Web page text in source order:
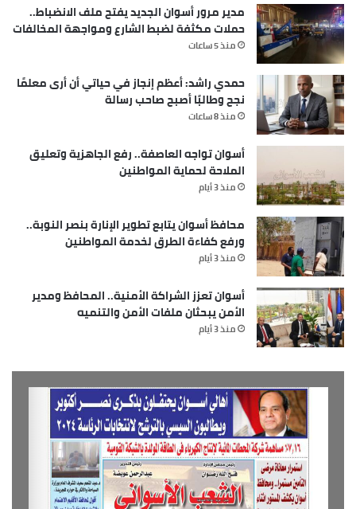
مدير مرور أسوان الجديد يفتح ملف الانضباط..
حملات مكثفة لضبط الشارع ومواجهة المخالفات
منذ 5 ساعات
حمدي راشد: أعظم إنجاز في حياتي أن أرى معلمًا
نجح وطالبًا أصبح صاحب رسالة
منذ 8 ساعات
أسوان تواجه العاصفة.. رفع الجاهزية وتعليق
الملاحة لحماية المواطنين
منذ 3 أيام
محافظ أسوان يتابع تطوير الإنارة بنصر النوبة..
ورفع كفاءة الطرق لخدمة المواطنين
منذ 3 أيام
أسوان تعزز الشراكة الأمنية.. المحافظ ومدير
الأمن يبحثان ملفات الأمن والتنميه
منذ 3 أيام